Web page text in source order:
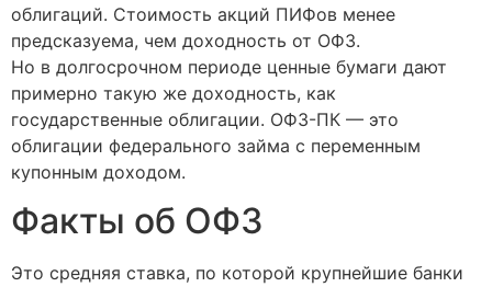
облигаций. Стоимость акций ПИФов менее
предсказуема, чем доходность от ОФЗ.
Но в долгосрочном периоде ценные бумаги дают
примерно такую же доходность, как
государственные облигации. ОФЗ-ПК — это
облигации федерального займа с переменным
купонным доходом.
Факты об ОФЗ
Это средняя ставка, по которой крупнейшие банки